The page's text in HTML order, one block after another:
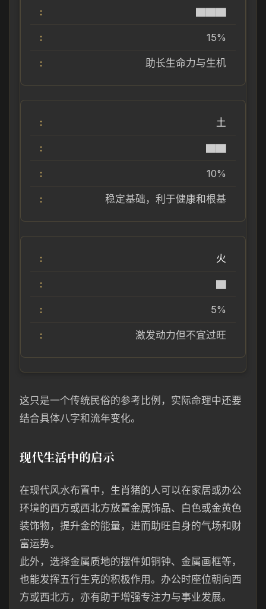
▇▇▇
15%
助长生命力与生机
土
▇▇
10%
稳定基础，利于健康和根基
火
▇
5%
激发动力但不宜过旺
这只是一个传统民俗的参考比例，实际命理中还要
结合具体八字和流年变化。
现代生活中的启示
在现代风水布置中，生肖猪的人可以在家居或办公
环境的西方或西北方放置金属饰品、白色或金黄色
装饰物，提升金的能量，进而助旺自身的气场和财
富运势。
此外，选择金属质地的摆件如铜钟、金属画框等，
也能发挥五行生克的积极作用。办公时座位朝向西
方或西北方，亦有助于增强专注力与事业发展。